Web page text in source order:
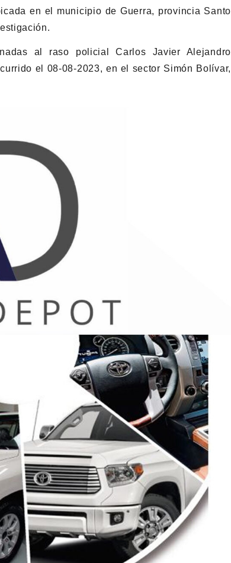
en el municipio de Guerra, provincia Santo
al raso policial Carlos Javier Alejandro
el 08-08-2023, en el sector Simón Bolívar,